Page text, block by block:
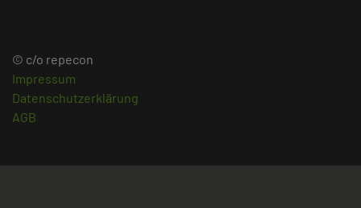
© c/o repecon
Impressum
Datenschutzerklärung
AGB